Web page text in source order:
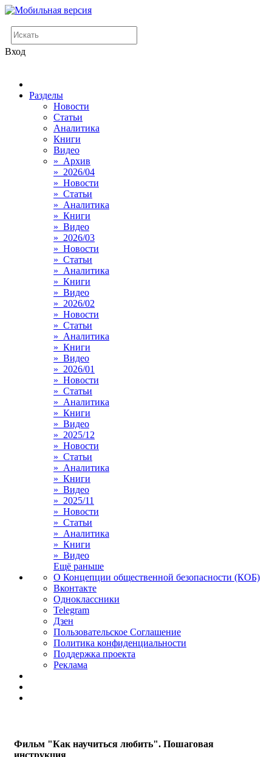
Вход
Разделы
Новости
Статьи
Аналитика
Книги
Видео
» Архив
» 2026/04
» Новости
» Статьи
» Аналитика
» Книги
» Видео
» 2026/03
» Новости
» Статьи
» Аналитика
» Книги
» Видео
» 2026/02
» Новости
» Статьи
» Аналитика
» Книги
» Видео
» 2026/01
» Новости
» Статьи
» Аналитика
» Книги
» Видео
» 2025/12
» Новости
» Статьи
» Аналитика
» Книги
» Видео
» 2025/11
» Новости
» Статьи
» Аналитика
» Книги
» Видео
Ещё раньше
О Концепции общественной безопасности (КОБ)
Вконтакте
Одноклассники
Telegram
Дзен
Пользовательское Соглашение
Политика конфиденциальности
Поддержка проекта
Реклама
Фильм "Как научиться любить". Пошаговая
инструкция